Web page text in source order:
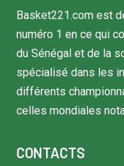
Basket221.com est
numéro 1 en ce qui
du Sénégal et de la
spécialisé dans les
différents
celles mondiales
CONTACTS